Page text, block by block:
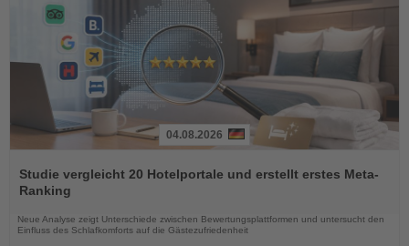
Sie
die
Nachrichten
04.08.2026
Studie vergleicht 20 Hotelportale und erstellt erstes Meta-
Ranking
Neue Analyse zeigt Unterschiede zwischen Bewertungsplattformen und untersucht den
Einfluss des Schlafkomforts auf die Gästezufriedenheit